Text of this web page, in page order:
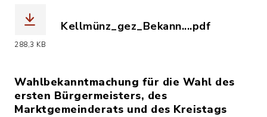
288,3 KB
Kellmünz_gez_Bekann....pdf
Wahlbekanntmachung für die Wahl des
ersten Bürgermeisters, des
Marktgemeinderats und des Kreistags